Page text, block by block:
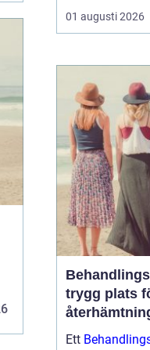
praktiskt
hälsa som
stället för att
fokusera på
försöker
förstå varf...
01 augusti 2026
trygg plats
förändring
Ett